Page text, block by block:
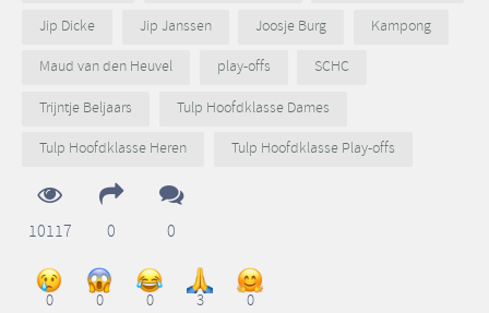
Jip Dicke
Jip Janssen Joosje Burg
Kampong
Maud van den Heuvel
play-offs
SCHC
Trijntje Beljaars
Tulp Hoofdklasse Dames
Tulp Hoofdklasse Heren
Tulp Hoofdklasse Play-offs
10117 0 0
0 0 0 3 0